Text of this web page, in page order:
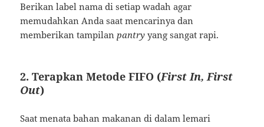
Berikan label nama di setiap wadah agar
memudahkan Anda saat mencarinya dan
memberikan tampilanpantry yang sangat rapi.
2. Terapkan Metode FIFO (First In, First
Out)
Saat menata bahan makanan di dalam lemari